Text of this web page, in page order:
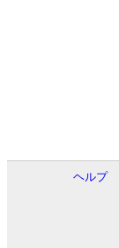
ヘルプ